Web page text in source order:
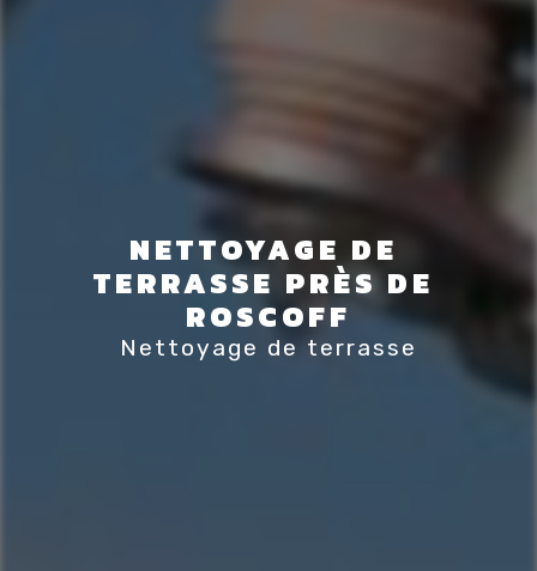
NETTOYAGE DE
TERRASSE PRÈS DE
ROSCOFF
Nettoyage de terrasse